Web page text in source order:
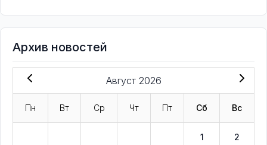
Архив новостей
Август 2026
Пн Вт Ср Чт Пт Сб Вс
1 2